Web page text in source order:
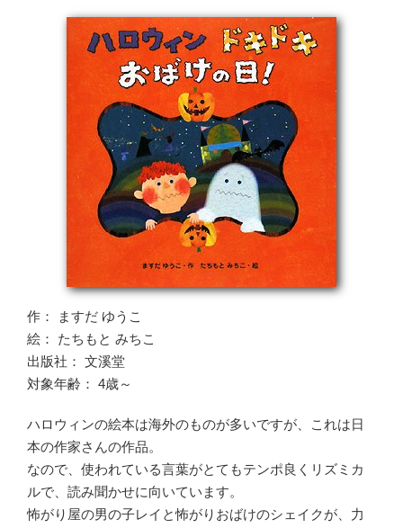
作： ますだ ゆうこ
絵： たちもと みちこ
出版社： 文溪堂
対象年齢： 4歳～
ハロウィンの絵本は海外のものが多いですが、これは日
本の作家さんの作品。
なので、使われている言葉がとてもテンポ良くリズミカ
ルで、読み聞かせに向いています。
怖がり屋の男の子レイと怖がりおばけのシェイクが、力